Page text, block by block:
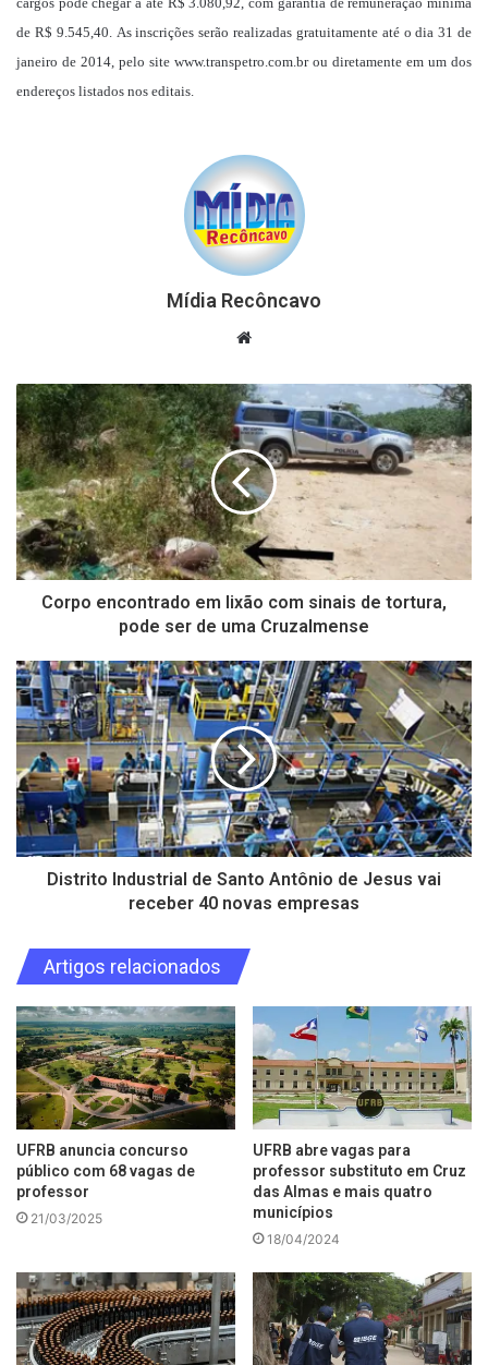
de R$ 9.545,40. As inscrições serão realizadas gratuitamente até o dia 31 de
janeiro de 2014, pelo site www.transpetro.com.br ou diretamente em um dos
endereços listados nos editais.
Mídia Recôncavo
Website
Corpo encontrado em lixão com sinais de tortura,
pode ser de uma Cruzalmense
Distrito Industrial de Santo Antônio de Jesus vai
receber 40 novas empresas
Artigos relacionados
UFRB anuncia concurso
público com 68 vagas de
professor
21/03/2025
UFRB abre vagas para
professor substituto em Cruz
das Almas e mais quatro
municípios
18/04/2024